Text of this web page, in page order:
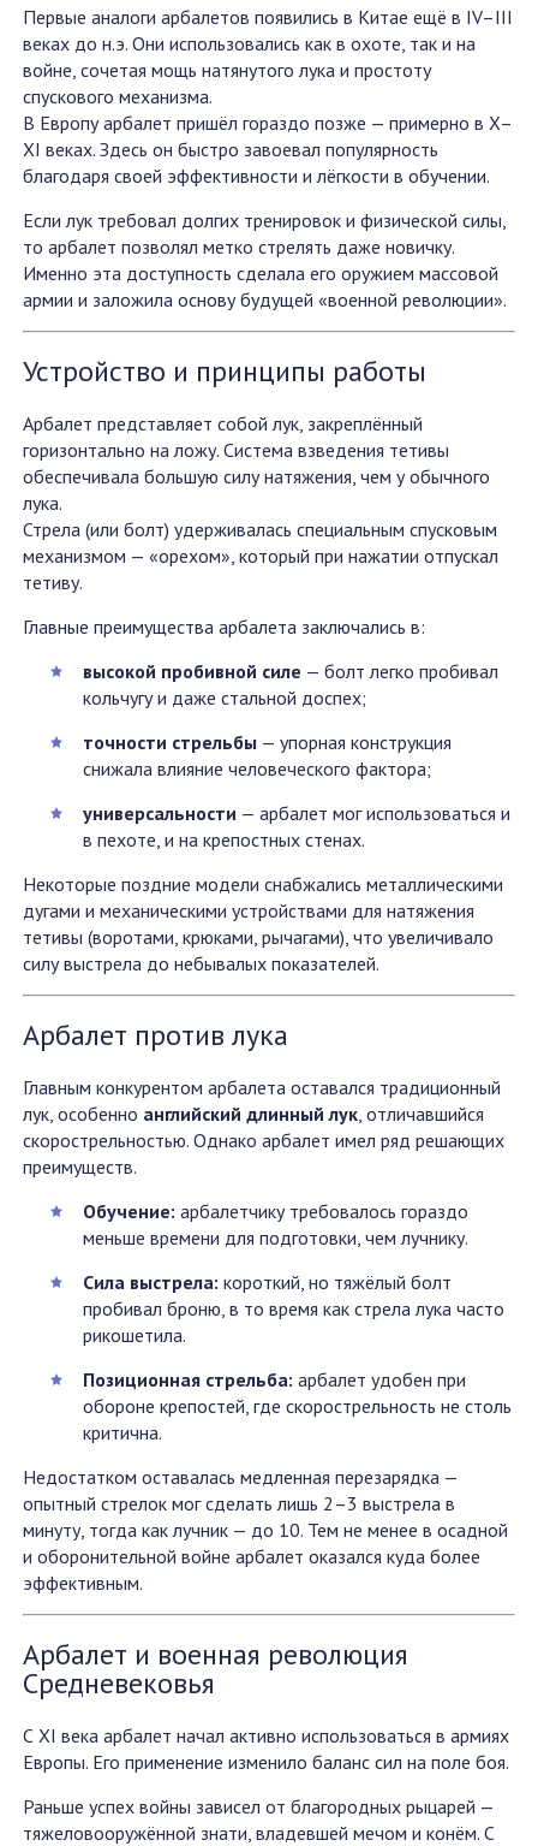
Первые аналоги арбалетов появились в Китае ещё в IV–III
веках до н.э. Они использовались как в охоте, так и на
войне, сочетая мощь натянутого лука и простоту
спускового механизма.
В Европу арбалет пришёл гораздо позже — примерно в X–
XI веках. Здесь он быстро завоевал популярность
благодаря своей эффективности и лёгкости в обучении.
Если лук требовал долгих тренировок и физической силы,
то арбалет позволял метко стрелять даже новичку.
Именно эта доступность сделала его оружием массовой
армии и заложила основу будущей «военной революции».
Устройство и принципы работы
Арбалет представляет собой лук, закреплённый
горизонтально на ложу. Система взведения тетивы
обеспечивала большую силу натяжения, чем у обычного
лука.
Стрела (или болт) удерживалась специальным спусковым
механизмом — «орехом», который при нажатии отпускал
тетиву.
Главные преимущества арбалета заключались в:
высокой пробивной силе — болт легко пробивал
кольчугу и даже стальной доспех;
точности стрельбы— упорная конструкция
снижала влияние человеческого фактора;
универсальности — арбалет мог использоваться и
в пехоте, и на крепостных стенах.
Некоторые поздние модели снабжались металлическими
дугами и механическими устройствами для натяжения
тетивы (воротами, крюками, рычагами), что увеличивало
силу выстрела до небывалых показателей.
Арбалет против лука
Главным конкурентом арбалета оставался традиционный
лук, особенно английский длинный лук, отличавшийся
скорострельностью. Однако арбалет имел ряд решающих
преимуществ.
Обучение: арбалетчику требовалось гораздо
меньше времени для подготовки, чем лучнику.
Сила выстрела: короткий, но тяжёлый болт
пробивал броню, в то время как стрела лука часто
рикошетила.
Позиционная стрельба: арбалет удобен при
обороне крепостей, где скорострельность не столь
критична.
Недостатком оставалась медленная перезарядка —
опытный стрелок мог сделать лишь 2–3 выстрела в
минуту, тогда как лучник — до 10. Тем не менее в осадной
и оборонительной войне арбалет оказался куда более
эффективным.
Арбалет и военная революция
Средневековья
С XI века арбалет начал активно использоваться в армиях
Европы. Его применение изменило баланс сил на поле боя.
Раньше успех войны зависел от благородных рыцарей —
тяжеловооружённой знати, владевшей мечом и конём. С